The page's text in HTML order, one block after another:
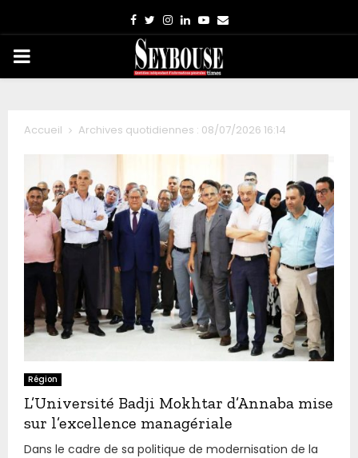
Facebook
TwitterInstagram
LinkedinYoutube
Email
PRIMARY
Accueil Archives quotidiennes : 08/07/2026 16:14
Région
L’Université Badji Mokhtar d’Annaba mise
sur l’excellence managériale
Dans le cadre de sa politique de modernisation de la